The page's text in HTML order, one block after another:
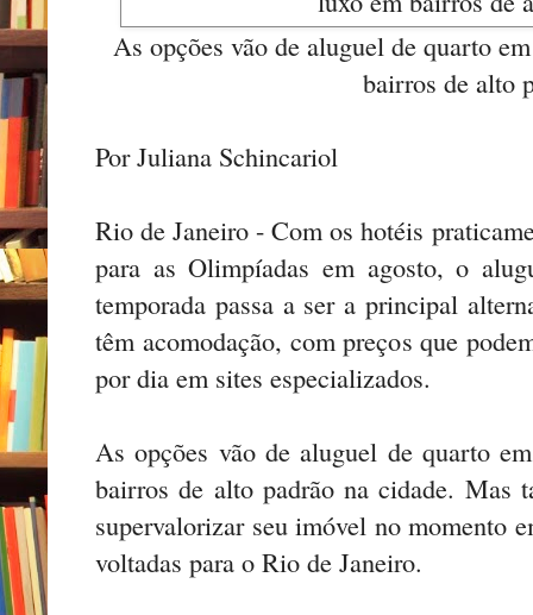
As opções vão de aluguel de quarto
bairros de alto
Por Juliana Schincariol
Rio de Janeiro - Com os hotéis
para as Olimpíadas em agosto, o
temporada passa a ser a principal
têm acomodação, com preços que
por dia em sites especializados.
As opções vão de aluguel de quarto
bairros de alto padrão na cidade. Mas
supervalorizar seu imóvel no momento
voltadas para o Rio de Janeiro.